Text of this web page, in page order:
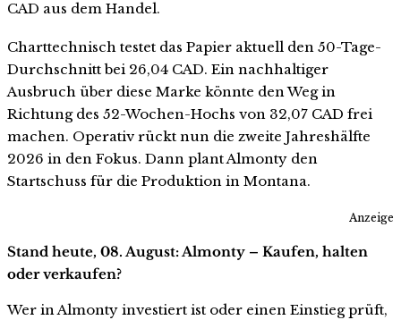
CAD aus dem Handel.
Charttechnisch testet das Papier aktuell den 50-Tage-
Durchschnitt bei 26,04 CAD. Ein nachhaltiger
Ausbruch über diese Marke könnte den Weg in
Richtung des 52-Wochen-Hochs von 32,07 CAD frei
machen. Operativ rückt nun die zweite Jahreshälfte
2026 in den Fokus. Dann plant Almonty den
Startschuss für die Produktion in Montana.
Anzeige
Stand heute, 08. August: Almonty – Kaufen, halten
oder verkaufen?
Wer in Almonty investiert ist oder einen Einstieg prüft,